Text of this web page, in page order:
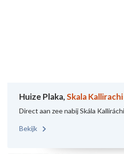
Huize Plaka,Skala
Direct aan zee nabij Skála
Bekijk